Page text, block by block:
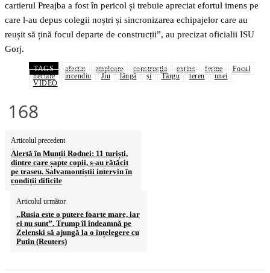
cartierul Preajba a fost în pericol și trebuie apreciat efortul imens pe
care l-au depus colegii noștri și sincronizarea echipajelor care au
reușit să țină focul departe de construcții”, au precizat oficialii ISU
Gorj.
TAGS afectat amploare construcţia extins ferme
Focul
hectare
incendiu Jiu lângă și Târgu teren
unei
VIDEO
168
Articolul precedent
Alertă în Munții Rodnei: 11 turiști,
dintre care șapte copii, s-au rătăcit
pe traseu. Salvamontiștii intervin în
condiții dificile
Articolul următor
„Rusia este o putere foarte mare, iar
ei nu sunt”. Trump îl îndeamnă pe
Zelenski să ajungă la o înțelegere cu
Putin (Reuters)